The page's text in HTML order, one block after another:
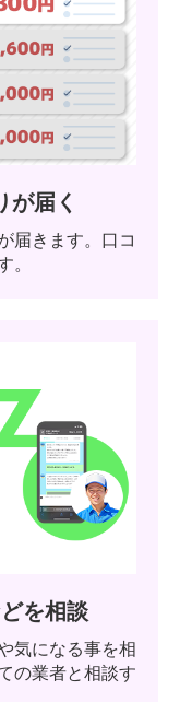
が届く
届きます。口コ
。
を相談
気になる事を相
の業者と相談す